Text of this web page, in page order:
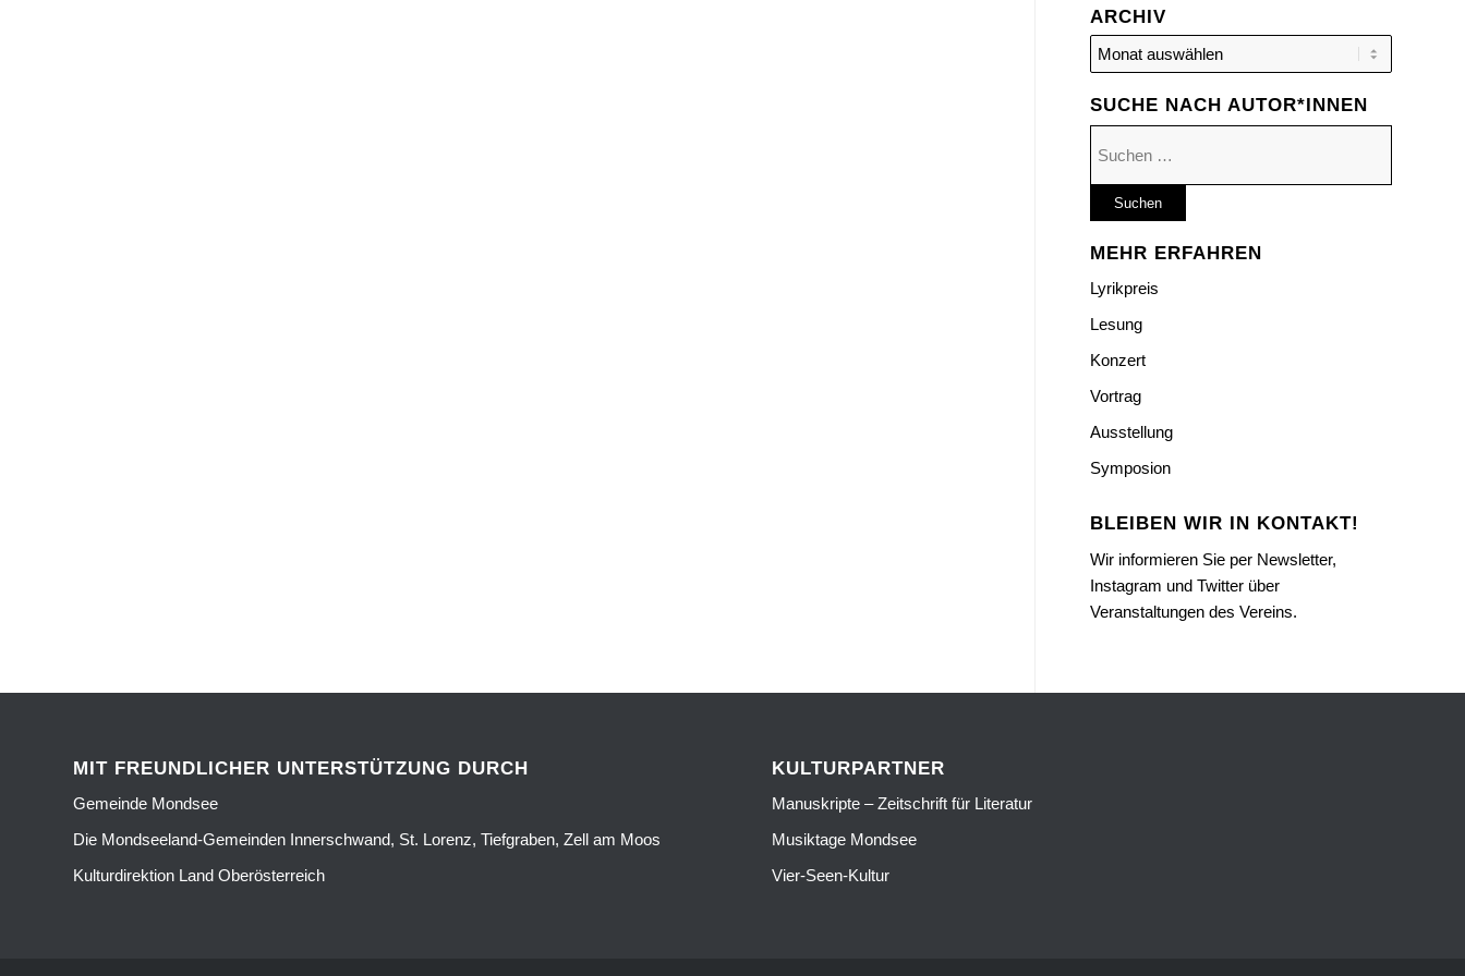
ARCHIV
SUCHE NACH AUTOR*INNEN
MEHR ERFAHREN
Lyrikpreis
Lesung
Konzert
Vortrag
Ausstellung
Symposion
BLEIBEN WIR IN KONTAKT!
Wir informieren Sie per Newsletter,
Instagram und Twitter über
Veranstaltungen des Vereins.
MIT FREUNDLICHER UNTERSTÜTZUNG DURCH
Gemeinde Mondsee
Die Mondseeland-Gemeinden Innerschwand, St. Lorenz, Tiefgraben, Zell am Moos
Kulturdirektion Land Oberösterreich
KULTURPARTNER
Manuskripte – Zeitschrift für Literatur
Musiktage Mondsee
Vier-Seen-Kultur